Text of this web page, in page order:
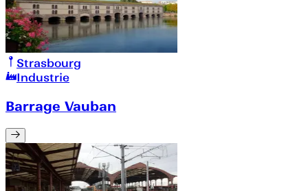
Strasbourg
Industrie
Barrage Vauban